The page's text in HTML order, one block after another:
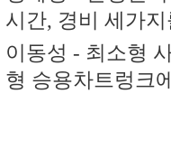
시간, 경비 세가
이동성 - 최소형
형 승용차트렁크